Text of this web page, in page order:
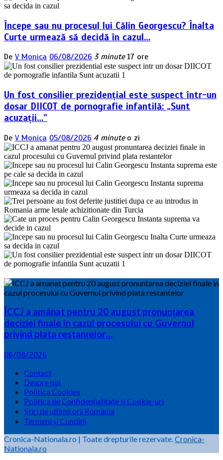
Începe sau nu procesul lui Călin Georgescu? Înalta
Curte urmează să decidă în cazul…
De V Monica 06/08/2026 3 minute 17 ore
Un fost consilier prezidențial este suspect într-un
dosar DIICOT de pornografie infantilă: „Sunt
acuzații…”
De V Monica 05/08/2026 4 minute o zi
ÎCCJ a amânat pentru 20 august pronunțarea
deciziei finale în cazul procesului cu Guvernul
privind plata restanțelor…
06/08/2026
Contact
Despre noi
Politica Cookies
Politica de Confidențialitate și Cookie-uri
Știri de ultimă oră România
Termeni și Condiții
Cronica-Nationala.ro | Toate drepturile rezervate.Cronica-
Nationala.ro